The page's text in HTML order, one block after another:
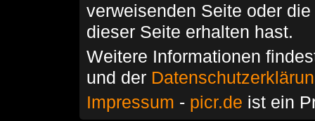
verweisenden Seite oder
dieser Seite erhalten hast.
Weitere Informationen
und der
Impressum - picr.de ist ein